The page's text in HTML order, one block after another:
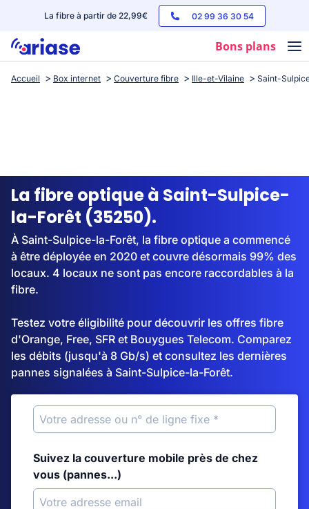
La fibre à partir de 22,99€ 02 99 36 30 54
Bons plans
Box internet
Streaming
Accueil Box internet Couverture fibre Ille-et-Vilaine Saint-
La fibre optique à Saint-Sulpice-
la-Forêt (35250).
À Saint-Sulpice-la-Forêt, la fibre optique a commencé
à être déployée en 2020 et couvre désormais 99% des
locaux. 4 locaux ne sont pas encore raccordables à la
fibre.
Testez votre éligibilité pour découvrir les offres fibre
d'Orange, Free, SFR et Bouygues Telecom. Comparez
les débits (jusqu'à 8 Gb/s) et consultez les dernières
pannes signalées à Saint-Sulpice-la-Forêt.
Suivez la couverture mobile près de chez
vous (pannes...)